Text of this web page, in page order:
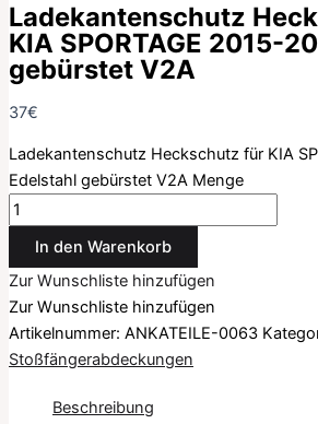
Ladekantenschutz
KIA SPORTAGE 2015-
gebürstet V2A
37€
Ladekantenschutz Heckschutz für KIA
Edelstahl gebürstet V2A Menge
In den Warenkorb
Zur Wunschliste hinzufügen
Zur Wunschliste hinzufügen
Artikelnummer: ANKATEILE-0063
Stoßfängerabdeckungen
Beschreibung